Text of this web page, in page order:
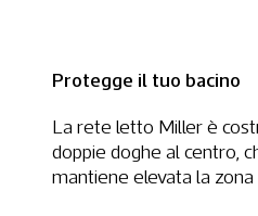
Protegge il tuo bacino
La rete letto Miller è
doppie doghe al centro,
mantiene elevata la zona